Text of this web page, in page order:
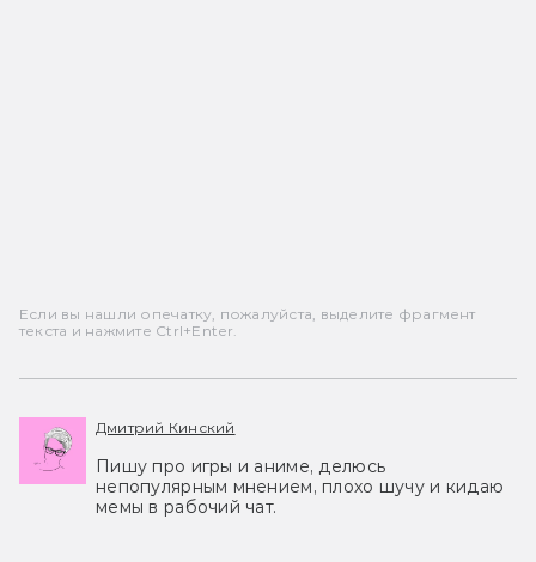
Если вы нашли опечатку, пожалуйста, выделите фрагмент
текста и нажмите Ctrl+Enter.
Дмитрий Кинский
Пишу про игры и аниме, делюсь
непопулярным мнением, плохо шучу и кидаю
мемы в рабочий чат.